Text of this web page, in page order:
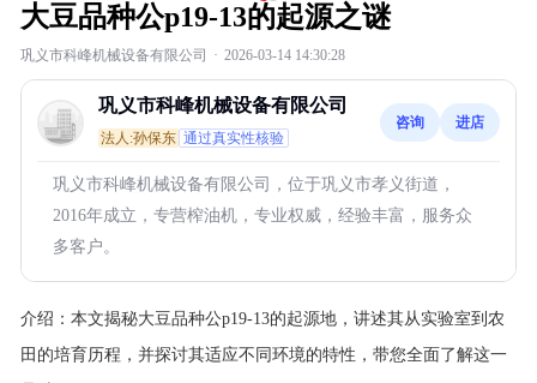
大豆品种公p19-13的起源之谜
巩义市科峰机械设备有限公司 · 2026-03-14 14:30:28
巩义市科峰机械设备有限公司
法人:孙保东 通过真实性核验
咨询 进店
巩义市科峰机械设备有限公司，位于巩义市孝义街道，
2016年成立，专营榨油机，专业权威，经验丰富，服务众
多客户。
介绍： 本文揭秘大豆品种公p19-13的起源地，讲述其从实验室到农
田的培育历程，并探讨其适应不同环境的特性，带您全面了解这一